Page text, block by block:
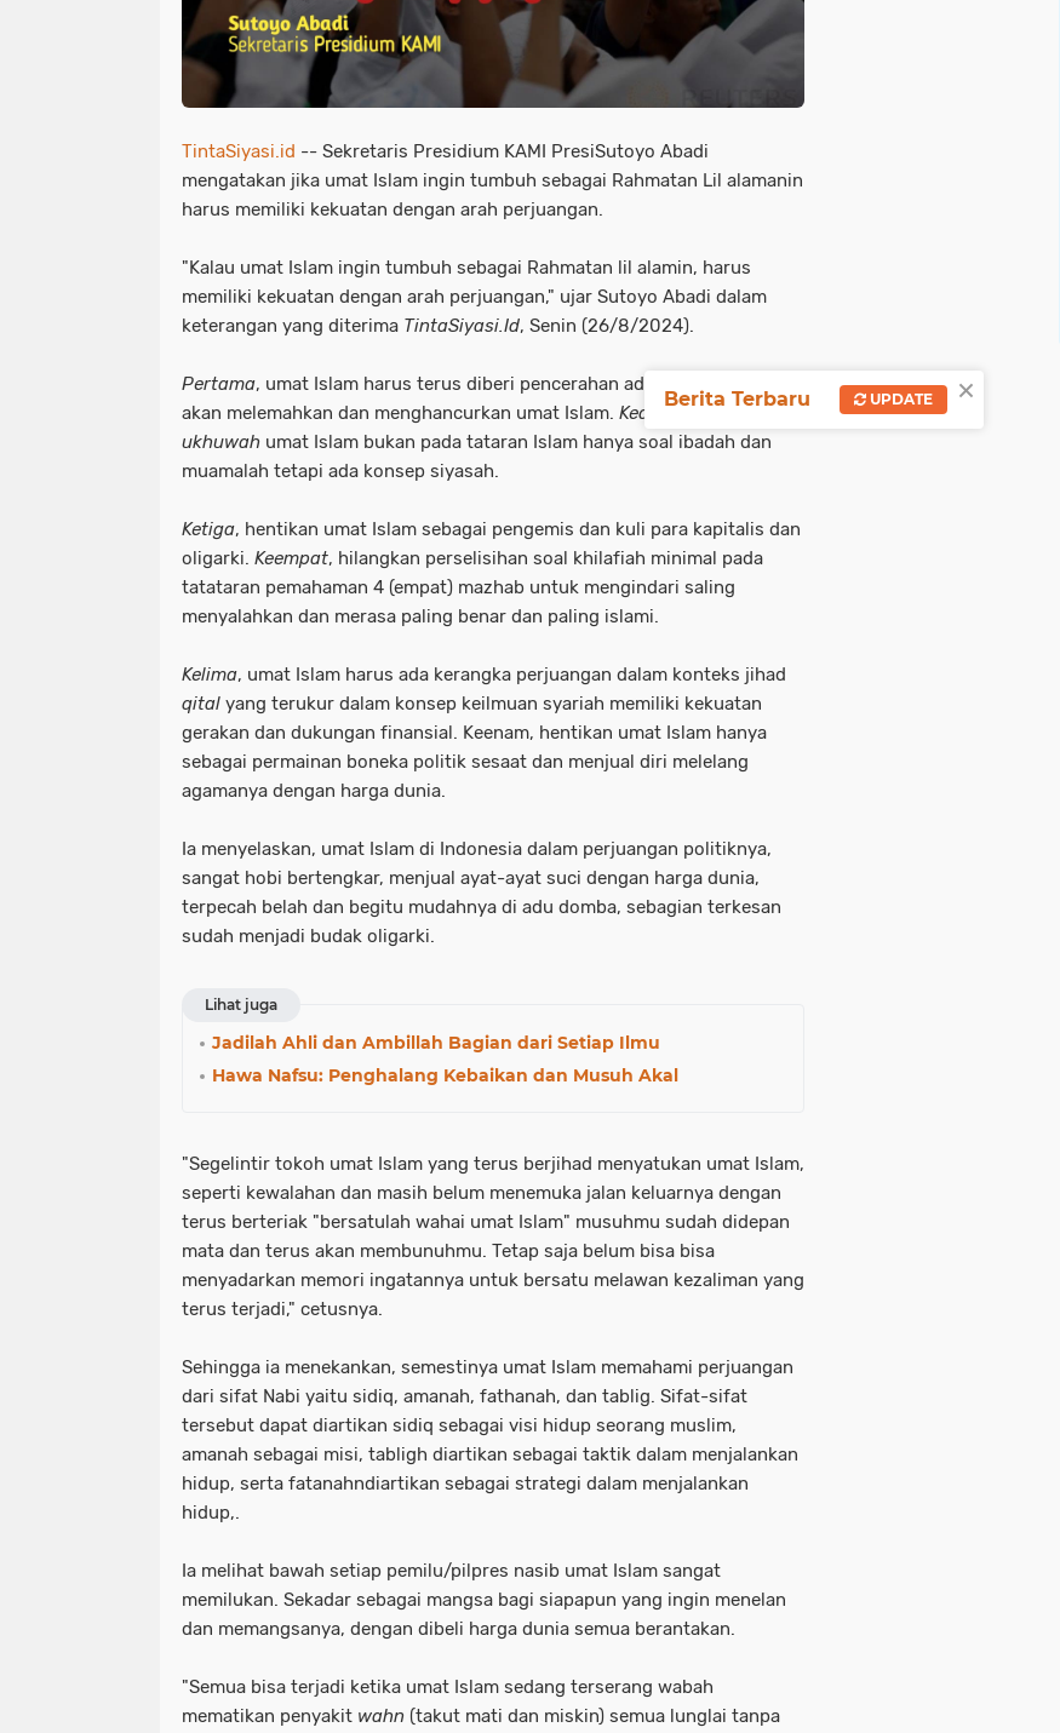
TintaSiyasi.id -- Sekretaris Presidium KAMI PresiSutoyo Abadi
mengatakan jika umat Islam ingin tumbuh sebagai Rahmatan Lil alamanin
harus memiliki kekuatan dengan arah perjuangan.
"Kalau umat Islam ingin tumbuh sebagai Rahmatan lil alamin, harus
memiliki kekuatan dengan arah perjuangan," ujar Sutoyo Abadi dalam
keterangan yang diterima TintaSiyasi.Id, Senin (26/8/2024).
Pertama, umat Islam harus terus diberi pencerahan ada kekuatan yang
akan melemahkan dan menghancurkan umat Islam. Kedua
ukhuwah umat Islam bukan pada tataran Islam hanya soal ibadah dan
muamalah tetapi ada konsep siyasah.
Ketiga, hentikan umat Islam sebagai pengemis dan kuli para kapitalis dan
oligarki. Keempat, hilangkan perselisihan soal khilafiah minimal pada
tatataran pemahaman 4 (empat) mazhab untuk mengindari saling
menyalahkan dan merasa paling benar dan paling islami.
Kelima, umat Islam harus ada kerangka perjuangan dalam konteks jihad
qital yang terukur dalam konsep keilmuan syariah memiliki kekuatan
gerakan dan dukungan finansial. Keenam, hentikan umat Islam hanya
sebagai permainan boneka politik sesaat dan menjual diri melelang
agamanya dengan harga dunia.
Ia menyelaskan, umat Islam di Indonesia dalam perjuangan politiknya,
sangat hobi bertengkar, menjual ayat-ayat suci dengan harga dunia,
terpecah belah dan begitu mudahnya di adu domba, sebagian terkesan
sudah menjadi budak oligarki.
Lihat juga
Jadilah Ahli dan Ambillah Bagian dari Setiap Ilmu
Hawa Nafsu: Penghalang Kebaikan dan Musuh Akal
"Segelintir tokoh umat Islam yang terus berjihad menyatukan umat Islam,
seperti kewalahan dan masih belum menemuka jalan keluarnya dengan
terus berteriak "bersatulah wahai umat Islam" musuhmu sudah didepan
mata dan terus akan membunuhmu. Tetap saja belum bisa bisa
menyadarkan memori ingatannya untuk bersatu melawan kezaliman yang
terus terjadi," cetusnya.
Sehingga ia menekankan, semestinya umat Islam memahami perjuangan
dari sifat Nabi yaitu sidiq, amanah, fathanah, dan tablig. Sifat-sifat
tersebut dapat diartikan sidiq sebagai visi hidup seorang muslim,
amanah sebagai misi, tabligh diartikan sebagai taktik dalam menjalankan
hidup, serta fatanahndiartikan sebagai strategi dalam menjalankan
hidup,.
Ia melihat bawah setiap pemilu/pilpres nasib umat Islam sangat
memilukan. Sekadar sebagai mangsa bagi siapapun yang ingin menelan
dan memangsanya, dengan dibeli harga dunia semua berantakan.
"Semua bisa terjadi ketika umat Islam sedang terserang wabah
mematikan penyakit wahn (takut mati dan miskin) semua lunglai tanpa
×
Berita Terbaru UPDATE